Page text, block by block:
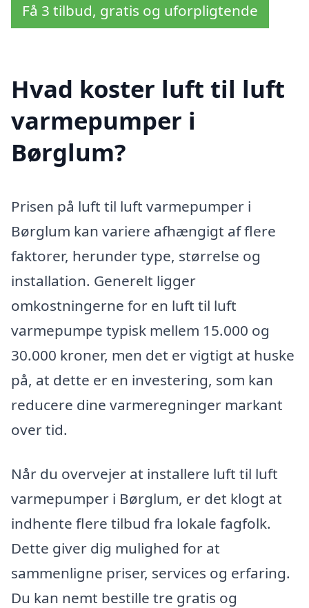
Få 3 tilbud, gratis og uforpligtende
Hvad koster luft til luft
varmepumper i
Børglum?
Prisen på luft til luft varmepumper i
Børglum kan variere afhængigt af flere
faktorer, herunder type, størrelse og
installation. Generelt ligger
omkostningerne for en luft til luft
varmepumpe typisk mellem 15.000 og
30.000 kroner, men det er vigtigt at huske
på, at dette er en investering, som kan
reducere dine varmeregninger markant
over tid.
Når du overvejer at installere luft til luft
varmepumper i Børglum, er det klogt at
indhente flere tilbud fra lokale fagfolk.
Dette giver dig mulighed for at
sammenligne priser, services og erfaring.
Du kan nemt bestille tre gratis og